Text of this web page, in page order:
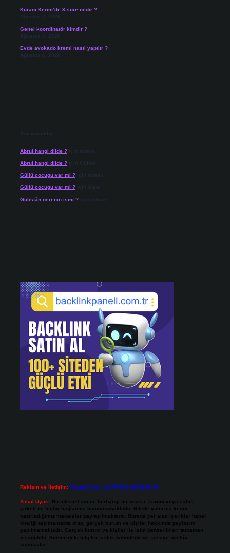
Kuranı Kerim’de 3 sure nedir ?
Ağustos 7, 2026
Genel koordinatör kimdir ?
Ağustos 6, 2026
Evde avokado kremi nasıl yapılır ?
Ağustos 6, 2026
Son yorumlar
Abrul hangi dilde ?için admin
Abrul hangi dilde ?için Gülten
Güllü cocugu var mi ?için admin
Güllü cocugu var mi ?için Alper
Gülistân nerenin ismi ?için admin
Reklam ve İletişim: Skype: live:.cid.575569c608265c69
Yasal Uyarı: Bu internet sitesi, herhangi bir marka, kurum veya şahıs
şirketi ile hiçbir bağlantısı bulunmamaktadır. Sitede yalnızca kendi
hazırladığımız makaleler paylaşılmaktadır. Burada yer alan içerikler haber
niteliği taşımamakta olup, gerçek kurum ve kişiler hakkında paylaşım
yapılmamaktadır. Gerçek kurum ve kişiler ile isim benzerlikleri tamamen
tesadüfidir. Sitemizdeki bilgiler taslak halindedir ve tavsiye niteliği
taşımazlar.